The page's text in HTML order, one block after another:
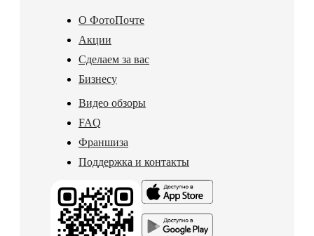
О ФотоПочте
Акции
Сделаем за вас
Бизнесу
Видео обзоры
FAQ
Франшиза
Поддержка и контакты